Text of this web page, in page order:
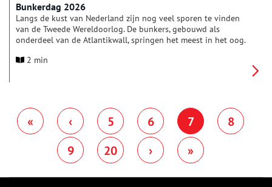
Bunkerdag 2026
Langs de kust van Nederland zijn nog veel sporen te vinden
van de Tweede Wereldoorlog. De bunkers, gebouwd als
onderdeel van de Atlantikwall, springen het meest in het oog.
zaterdag 30 mei 2026. Met meer dan 100 bunkers en
2 min
« ‹ 5 6 7
8
9
20 › »